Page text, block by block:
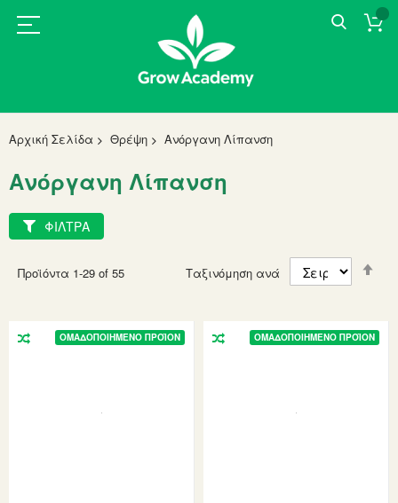
Αρχική Σελίδα Θρέψη Ανόργανη Λίπανση
Ανόργανη Λίπανση
Προϊόντα 1-29 of 55 Ταξινόμηση ανά
ΟΜΑΔΟΠΟΙΗΜΈΝΟ ΠΡΟΪΌΝ ΟΜΑΔΟΠΟΙΗΜΈΝΟ ΠΡΟΪΌΝ
ΦΙΛΤΡΑ